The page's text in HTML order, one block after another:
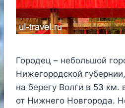
Городец – небольшой
Нижегородской
на берегу Волги в 53 км.
от Нижнего Новгорода.